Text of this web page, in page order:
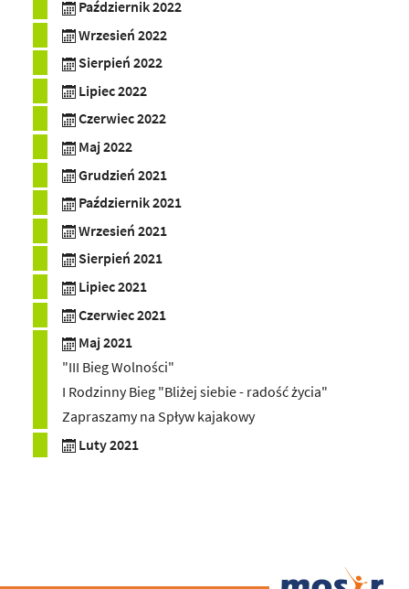
Październik 2022
Wrzesień 2022
Sierpień 2022
Lipiec 2022
Czerwiec 2022
Maj 2022
Grudzień 2021
Październik 2021
Wrzesień 2021
Sierpień 2021
Lipiec 2021
Czerwiec 2021
Maj 2021
"III Bieg Wolności"
I Rodzinny Bieg "Bliżej siebie - radość życia"
Zapraszamy na Spływ kajakowy
Luty 2021